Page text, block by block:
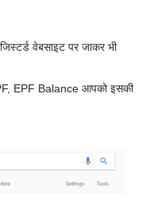
वेबसाइट पर जाकर भी
EPF Balance आपको इसकी